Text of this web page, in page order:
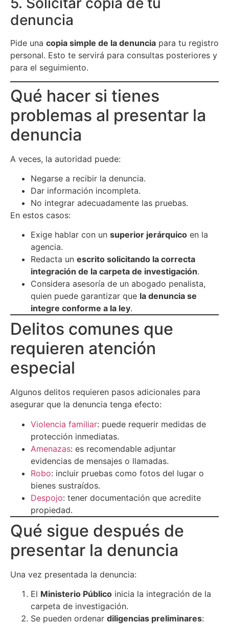
denuncia
Pide una copia simple de la denuncia para tu registro
personal. Esto te servirá para consultas posteriores y
para el seguimiento.
Qué hacer si tienes
problemas al presentar la
denuncia
A veces, la autoridad puede:
Negarse a recibir la denuncia.
Dar información incompleta.
No integrar adecuadamente las pruebas.
En estos casos:
Exige hablar con un superior jerárquico en la
agencia.
Redacta un escrito solicitando la correcta
integración de la carpeta de investigación.
Considera asesoría de un abogado penalista,
quien puede garantizar que la denuncia se
integre conforme a la ley.
Delitos comunes que
requieren atención
especial
Algunos delitos requieren pasos adicionales para
asegurar que la denuncia tenga efecto:
Violencia familiar: puede requerir medidas de
protección inmediatas.
Amenazas: es recomendable adjuntar
evidencias de mensajes o llamadas.
Robo: incluir pruebas como fotos del lugar o
bienes sustraídos.
Despojo: tener documentación que acredite
propiedad.
Qué sigue después de
presentar la denuncia
Una vez presentada la denuncia:
El Ministerio Público inicia la integración de la
carpeta de investigación.
Se pueden ordenar diligencias preliminares: